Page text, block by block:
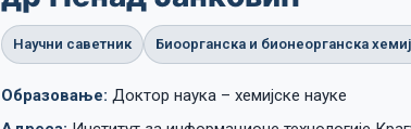
Научни саветник Биоорганска и бионеорганска
Образовање: Доктор наука – хемијске науке